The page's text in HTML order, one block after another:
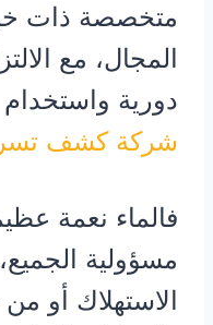
متخصصة ذات
المجال، مع
دورية واستخدام
شركة كشف
فالماء نعمة
مسؤولية
الاستهلاك أو من